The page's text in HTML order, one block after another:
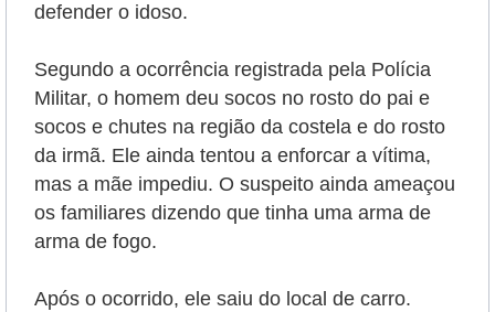
defender o idoso.
Segundo a ocorrência registrada pela Polícia
Militar, o homem deu socos no rosto do pai e
socos e chutes na região da costela e do rosto
da irmã. Ele ainda tentou a enforcar a vítima,
mas a mãe impediu. O suspeito ainda ameaçou
os familiares dizendo que tinha uma arma de
arma de fogo.
Após o ocorrido, ele saiu do local de carro.